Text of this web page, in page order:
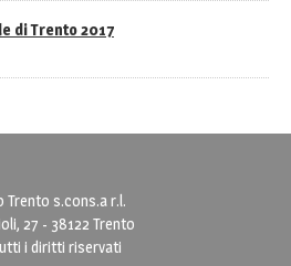
di Trento 2017
Trento s.cons.a r.l.
27 - 38122 Trento
i diritti riservati